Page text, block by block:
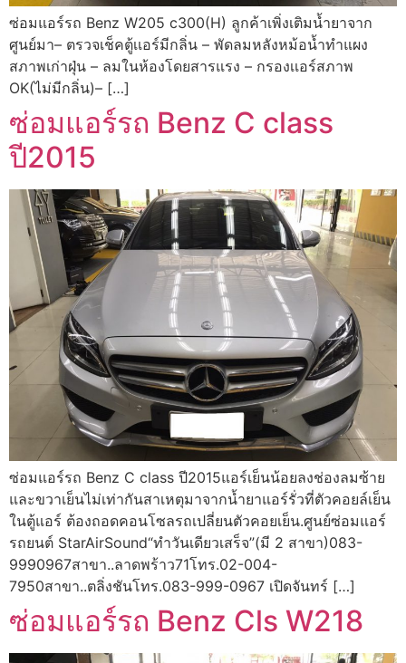
ซ่อมแอร์รถ Benz W205 c300(H) ลูกค้าเพิ่งเติมน้ำยาจาก
ศูนย์มา– ตรวจเช็คตู้เเอร์มีกลิ่น – พัดลมหลังหม้อน้ำทำแผง
สภาพเก่าฝุ่น – ลมในห้องโดยสารแรง – กรองเเอร์สภาพ
OK(ไม่มีกลิ่น)– […]
ซ่อมแอร์รถ Benz C class
ปี2015
ซ่อมแอร์รถ Benz C class ปี2015แอร์เย็นน้อยลงช่องลมซ้าย
และขวาเย็นไม่เท่ากันสาเหตุมาจากน้ำยาแอร์รั่วที่ตัวคอยล์เย็น
ในตู้แอร์ ต้องถอดคอนโซลรถเปลี่ยนตัวคอยเย็น.ศูนย์ซ่อมแอร์
รถยนต์ StarAirSound“ทำวันเดียวเสร็จ”(มี 2 สาขา)083-
9990967สาขา..ลาดพร้าว71โทร.02-004-
7950สาขา..ตลิ่งชันโทร.083-999-0967 เปิดจันทร์ […]
ซ่อมแอร์รถ Benz Cls W218